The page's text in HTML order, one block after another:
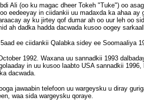
Ali (oo ku magac dheer Tokeh "Tuke") oo
eedeeyay in ciidankii uu madaxda ka ahaa
ay ku jirtey qof dumar ah oo uur leh oo
ah dadka hadda dacwada kusoo oogey
ee ciidankii Qalabka sidey ee Soomaaliya
1992. Waxana uu sannadkii 1993
in uu kusoo laabto USA sannadkii
dacwada.
jawaabin telefoon uu wargeysku u diray
waa sida wargeysku qoraye.